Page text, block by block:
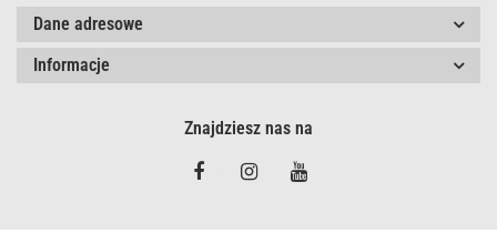
Dane adresowe
Informacje
Znajdziesz nas na